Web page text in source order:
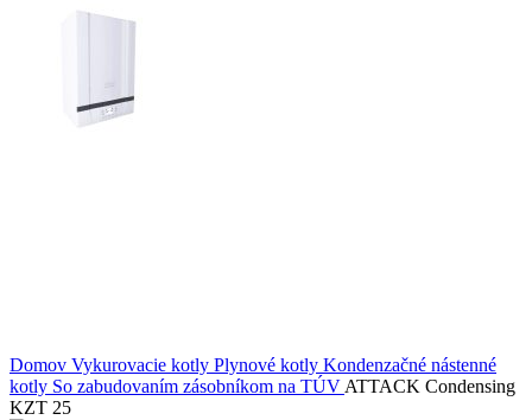
Domov Vykurovacie kotly Plynové kotly Kondenzačné nástenné
kotly So zabudovaním zásobníkom na TÚV ATTACK Condensing
KZT 25